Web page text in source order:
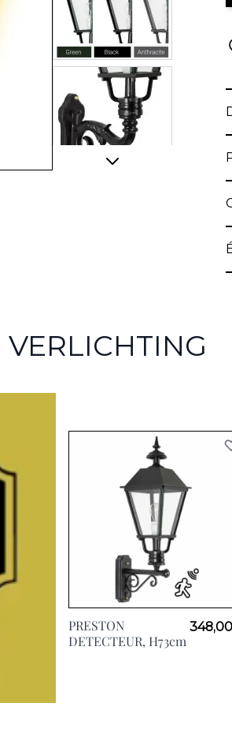
View larger image
PRESTON
DETECTEUR, H73cm